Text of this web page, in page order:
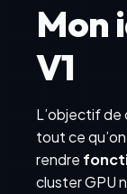
Mon
V1
L’objectif
tout ce
rendre
cluster GPU